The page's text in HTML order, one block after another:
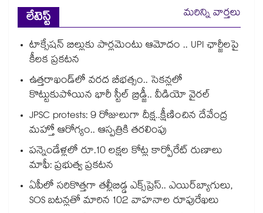
లేటెస్ట్
మరిన్ని వార్తలు
టాక్సేషన్ బిల్లుకు పార్లమెంటు ఆమోదం .. UPI ఛార్జీలపై
కీలక ప్రకటన
ఉత్తరాఖండ్⁭లో వరద బీభత్సం.. సెకన్లలో
కొట్టుకుపోయిన భారీ స్టీల్ బ్రిడ్జీ.. వీడియో వైరల్
JPSC protests: 9 రోజులుగా దీక్ష..క్షీణించిన దేవేంద్ర
మహ్తో ఆరోగ్యం.. ఆస్పత్రికి తరలింపు
పన్నెండేళ్లలో రూ.10 లక్షల కోట్ల కార్పోరేట్ రుణాలు
మాఫీ: ప్రభుత్వ ప్రకటన
ఏపీలో సరికొత్తగా తల్లీబిడ్డ ఎక్స్‌ప్రెస్.. ఎయిర్‌బ్యాగులు,
SOS బటన్లతో మారిన 102 వాహనాల రూపురేఖలు